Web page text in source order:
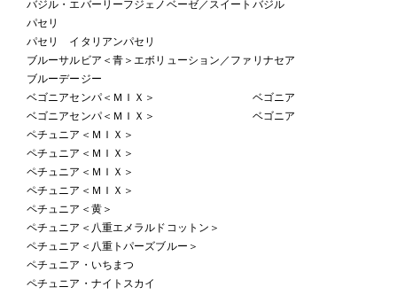
バジル・エバーリーフジェノベーゼ／スイートバジル
パセリ
パセリ イタリアンパセリ
ブルーサルビア＜青＞エボリューション／ファリナセア
ブルーデージー
ベゴニアセンパ＜ＭＩＸ＞ ベゴニア
ベゴニアセンパ＜ＭＩＸ＞ ベゴニア
ペチュニア＜ＭＩＸ＞
ペチュニア＜ＭＩＸ＞
ペチュニア＜ＭＩＸ＞
ペチュニア＜ＭＩＸ＞
ペチュニア＜黄＞
ペチュニア＜八重エメラルドコットン＞
ペチュニア＜八重トパーズブルー＞
ペチュニア・いちまつ
ペチュニア・ナイトスカイ